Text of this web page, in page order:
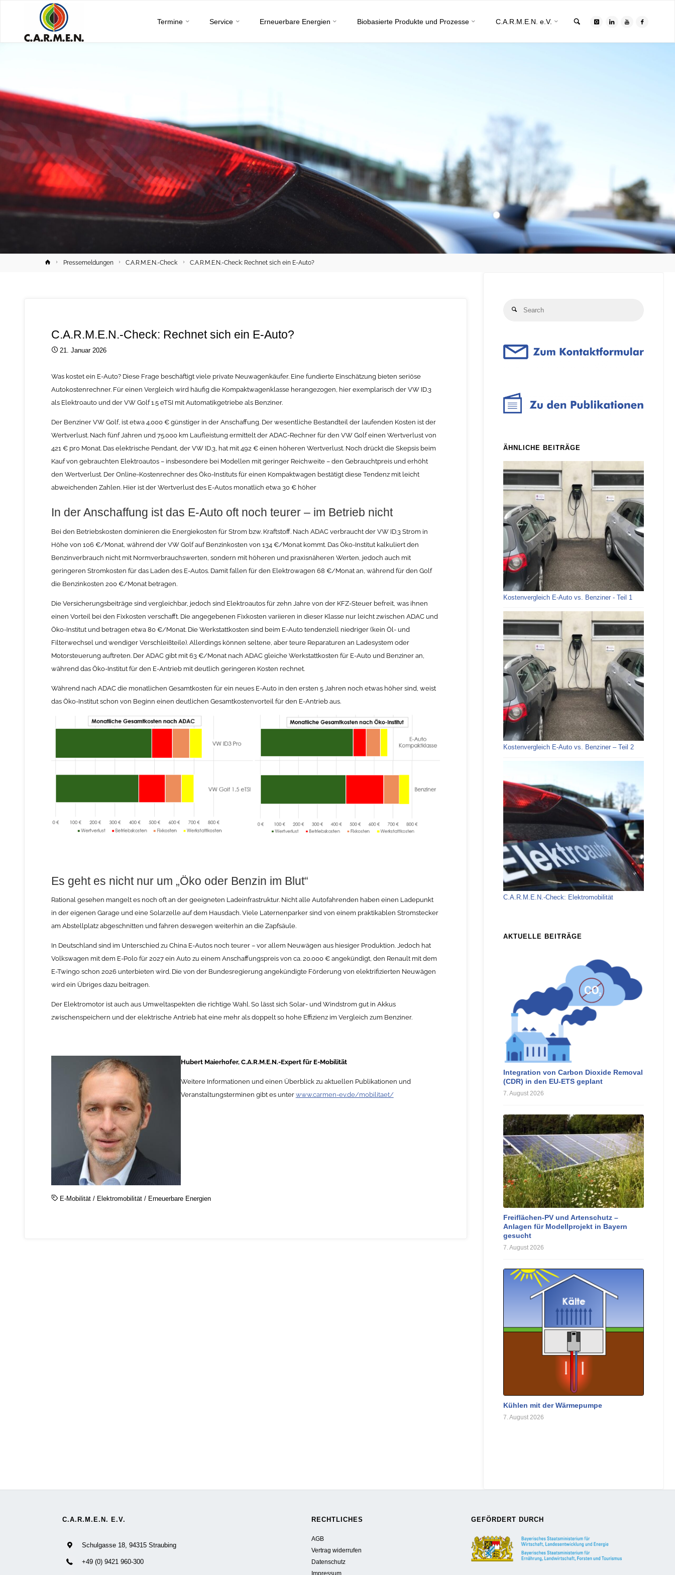
Termine Service Erneuerbare Energien Biobasierte Produkte und Prozesse C.A.R.M.E.N. e.V.
HomePressemeldungen C.A.R.M.E.N.-Check C.A.R.M.E.N.-Check: Rechnet sich ein E-Auto?
C.A.R.M.E.N.-Check: Rechnet sich ein E-Auto?
21. Januar 2026
Was kostet ein E-Auto? Diese Frage beschäftigt viele private Neuwagenkäufer. Eine fundierte Einschätzung bieten seriöse
Autokostenrechner. Für einen Vergleich wird häufig die Kompaktwagenklasse herangezogen, hier exemplarisch der VW ID.3
als Elektroauto und der VW Golf 1.5 eTSI mit Automatikgetriebe als Benziner.
Der Benziner VW Golf, ist etwa 4.000 € günstiger in der Anschaffung. Der wesentliche Bestandteil der laufenden Kosten ist der
Wertverlust. Nach fünf Jahren und 75.000 km Laufleistung ermittelt der ADAC-Rechner für den VW Golf einen Wertverlust von
421 € pro Monat. Das elektrische Pendant, der VW ID.3, hat mit 492 € einen höheren Wertverlust. Noch drückt die Skepsis beim
Kauf von gebrauchten Elektroautos – insbesondere bei Modellen mit geringer Reichweite – den Gebrauchtpreis und erhöht
den Wertverlust. Der Online-Kostenrechner des Öko-Instituts für einen Kompaktwagen bestätigt diese Tendenz mit leicht
abweichenden Zahlen. Hier ist der Wertverlust des E-Autos monatlich etwa 30 € höher
In der Anschaffung ist das E-Auto oft noch teurer – im Betrieb nicht
Bei den Betriebskosten dominieren die Energiekosten für Strom bzw. Kraftstoff. Nach ADAC verbraucht der VW ID.3 Strom in
Höhe von 106 €/Monat, während der VW Golf auf Benzinkosten von 134 €/Monat kommt. Das Öko-Institut kalkuliert den
Benzinverbrauch nicht mit Normverbrauchswerten, sondern mit höheren und praxisnäheren Werten, jedoch auch mit
geringeren Stromkosten für das Laden des E-Autos. Damit fallen für den Elektrowagen 68 €/Monat an, während für den Golf
die Benzinkosten 200 €/Monat betragen.
Die Versicherungsbeiträge sind vergleichbar, jedoch sind Elektroautos für zehn Jahre von der KFZ-Steuer befreit, was ihnen
einen Vorteil bei den Fixkosten verschafft. Die angegebenen Fixkosten variieren in dieser Klasse nur leicht zwischen ADAC und
Öko-Institut und betragen etwa 80 €/Monat. Die Werkstattkosten sind beim E-Auto tendenziell niedriger (kein Öl- und
Filterwechsel und wendiger Verschleißteile). Allerdings können seltene, aber teure Reparaturen an Ladesystem oder
Motorsteuerung auftreten. Der ADAC gibt mit 63 €/Monat nach ADAC gleiche Werkstattkosten für E-Auto und Benziner an,
während das Öko-Institut für den E-Antrieb mit deutlich geringeren Kosten rechnet.
Während nach ADAC die monatlichen Gesamtkosten für ein neues E-Auto in den ersten 5 Jahren noch etwas höher sind, weist
das Öko-Institut schon von Beginn einen deutlichen Gesamtkostenvorteil für den E-Antrieb aus.
Es geht es nicht nur um „Öko oder Benzin im Blut“
Rational gesehen mangelt es noch oft an der geeigneten Ladeinfrastruktur. Nicht alle Autofahrenden haben einen Ladepunkt
in der eigenen Garage und eine Solarzelle auf dem Hausdach. Viele Laternenparker sind von einem praktikablen Stromstecker
am Abstellplatz abgeschnitten und fahren deswegen weiterhin an die Zapfsäule.
In Deutschland sind im Unterschied zu China E-Autos noch teurer – vor allem Neuwägen aus hiesiger Produktion. Jedoch hat
Volkswagen mit dem E-Polo für 2027 ein Auto zu einem Anschaffungspreis von ca. 20.000 € angekündigt, den Renault mit dem
E-Twingo schon 2026 unterbieten wird. Die von der Bundesregierung angekündigte Förderung von elektrifizierten Neuwägen
wird ein Übriges dazu beitragen.
Der Elektromotor ist auch aus Umweltaspekten die richtige Wahl. So lässt sich Solar- und Windstrom gut in Akkus
zwischenspeichern und der elektrische Antrieb hat eine mehr als doppelt so hohe Effizienz im Vergleich zum Benziner.
Hubert Maierhofer, C.A.R.M.E.N.-Expert für E-Mobilität
Weitere Informationen und einen Überblick zu aktuellen Publikationen und
Veranstaltungsterminen gibt es unter www.carmen-ev.de/mobilitaet/
E-Mobilität/ Elektromobilität/ Erneuerbare Energien
Search
ÄHNLICHE BEITRÄGE
Kostenvergleich E-Auto vs. Benziner - Teil 1
Kostenvergleich E-Auto vs. Benziner – Teil 2
C.A.R.M.E.N.-Check: Elektromobilität
AKTUELLE BEITRÄGE
Integration von Carbon Dioxide Removal
(CDR) in den EU-ETS geplant
7. August 2026
Freiflächen-PV und Artenschutz –
Anlagen für Modellprojekt in Bayern
gesucht
7. August 2026
Kühlen mit der Wärmepumpe
7. August 2026
C.A.R.M.E.N. E.V.
Schulgasse 18, 94315 Straubing
+49 (0) 9421 960-300
RECHTLICHES
AGB
Vertrag widerrufen
Datenschutz
Impressum
GEFÖRDERT DURCH